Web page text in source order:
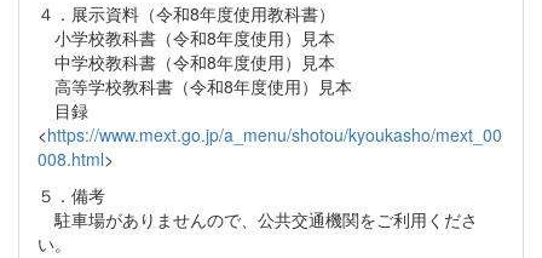
４．展示資料（令和8年度使用教科書）
小学校教科書（令和8年度使用）見本
中学校教科書（令和8年度使用）見本
高等学校教科書（令和8年度使用）見本
目録
<https://www.mext.go.jp/a_menu/shotou/kyoukasho/mext_00
008.html>
５．備考
駐車場がありませんので、公共交通機関をご利用くださ
い。